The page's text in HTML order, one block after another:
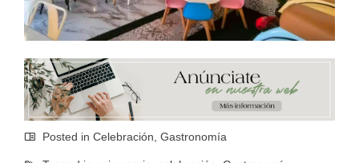
Posted in Celebración Gastronomía